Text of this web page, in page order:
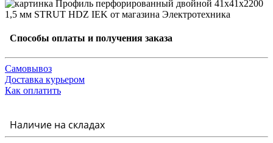
Способы оплаты и получения заказа
Самовывоз
Доставка курьером
Как оплатить
Наличие на складах